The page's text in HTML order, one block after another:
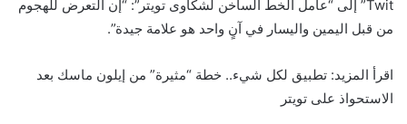
Twit” إلى “عامل الخط الساخن لشكاوى تويتر”: “إن التعرض للهجوم
من قبل اليمين واليسار في آنٍ واحد هو علامة جيدة”.
اقرأ المزيد: تطبيق لكل شيء.. خطة “مثيرة” من إيلون ماسك بعد
الاستحواذ على تويتر